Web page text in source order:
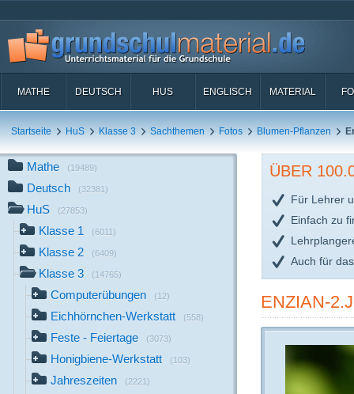
MATHE DEUTSCH HUS ENGLISCH MATERIAL
Startseite HuS Klasse 3 Sachthemen Fotos Blumen-Pflanzen
Mathe (19489)
Deutsch (32381)
HuS (27853)
Klasse 1 (6011)
Klasse 2 (6409)
Klasse 3 (14765)
Computerübungen (12)
Eichhörnchen-Werkstatt (558)
Feste - Feiertage (3073)
Honigbiene-Werkstatt (103)
Jahreszeiten (2221)
ÜBER
Für Lehrer
Einfach zu
Auch für
ENZIAN-